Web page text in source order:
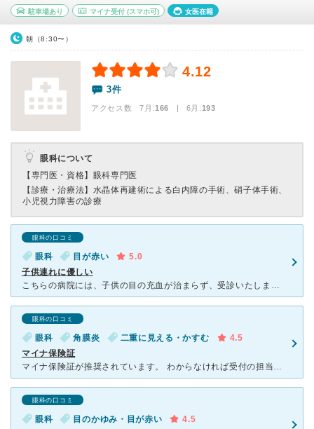
駐車場あり マイナ受付(スマホ可) 女医在籍
朝（8:30〜）
4.12
3件
アクセス数 7月:166 | 6月:193
眼科について
【専門医・資格】 眼科専門医
【診療・治療法】 水晶体再建術による白内障の手術、硝子体手術、
小児視力障害の診療
眼科の口コミ
眼科 目が赤い
5.0
子供連れに優しい
こちらの病院には、子供の目の充血が治まらず、受診いたしました。初診だったのですが、受付のスタッフの方が丁寧に説明してくださりました。また、書類を忘れてきてしまったのですが、その後の手続きの仕方なども説
眼科の口コミ
眼科 角膜炎 二重に見える・かすむ
4.5
マイナ保険証
マイナ保険証が推奨されています。 わからなければ受付の担当の方が、親切に教えてくださいます。 患者さんが多いので初診の場合は待ち時間がそれなりにかかりますが、再診の場合はそれほどでもなく診察してい
眼科の口コミ
眼科 目のかゆみ・目が赤い
4.5